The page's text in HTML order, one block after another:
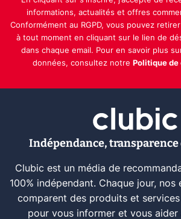
informations, actualités et offres
Conformément au RGPD, vous pouvez
à tout moment en cliquant sur le lien de
dans chaque email. Pour en savoir plus
données, consultez notre Politique
Indépendance,
Clubic est un média de
100% indépendant. Chaque jour,
comparent des produits et
pour vous informer et vous aider